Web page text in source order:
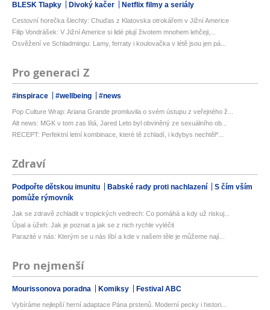
BLESK Tlapky Divoký kačer Netflix filmy a seriály
Cestovní horečka šlechty: Chuďas z Klatovska otrokářem v Jižní Americe
Filip Vondrášek: V Jižní Americe si lidé plují životem mnohem lehčeji,...
Osvěžení ve Schladmingu: Lamy, ferraty i koulovačka v létě jsou jen pá...
Pro generaci Z
#inspirace #wellbeing #news
Pop Culture Wrap: Ariana Grande promluvila o svém ústupu z veřejného ž...
Alt news: MGK v tom zas lítá, Jared Leto byl obviněný ze sexuálního ob...
RECEPT: Perfektní letní kombinace, které tě zchladí, i kdybys nechtěl*...
Zdraví
Podpořte dětskou imunitu Babské rady proti nachlazení
S čím vším
pomůže rýmovník
Jak se zdravě zchladit v tropických vedrech: Co pomáhá a kdy už riskuj...
Úpal a úžeh: Jak je poznat a jak se z nich rychle vyléčit
Parazité v nás: Kterým se u nás líbí a kde v našem těle je můžeme nají...
Pro nejmenší
Mourissonova poradna Komiksy Festival ABC
Vybíráme nejlepší herní adaptace Pána prstenů. Moderní pecky i histori...